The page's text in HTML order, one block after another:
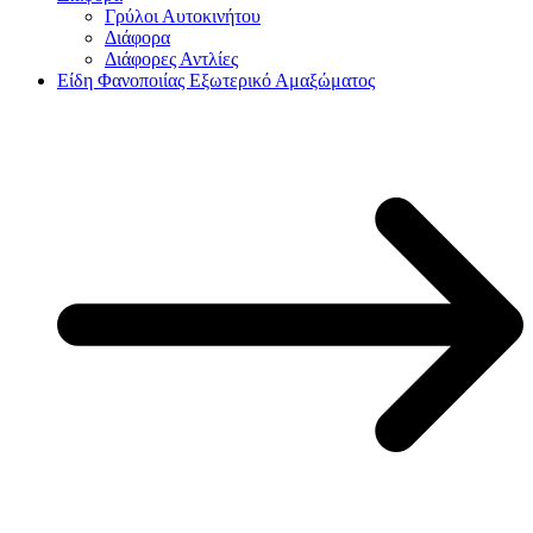
Γρύλοι Αυτοκινήτου
Διάφορα
Διάφορες Αντλίες
Είδη Φανοποιίας Εξωτερικό Αμαξώματος